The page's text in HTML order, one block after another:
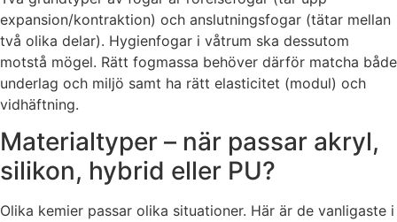
expansion/kontraktion) och anslutningsfogar (tätar mellan
två olika delar). Hygienfogar i våtrum ska dessutom
motstå mögel. Rätt fogmassa behöver därför matcha både
underlag och miljö samt ha rätt elasticitet (modul) och
vidhäftning.
Materialtyper – när passar akryl,
silikon, hybrid eller PU?
Olika kemier passar olika situationer. Här är de vanligaste i